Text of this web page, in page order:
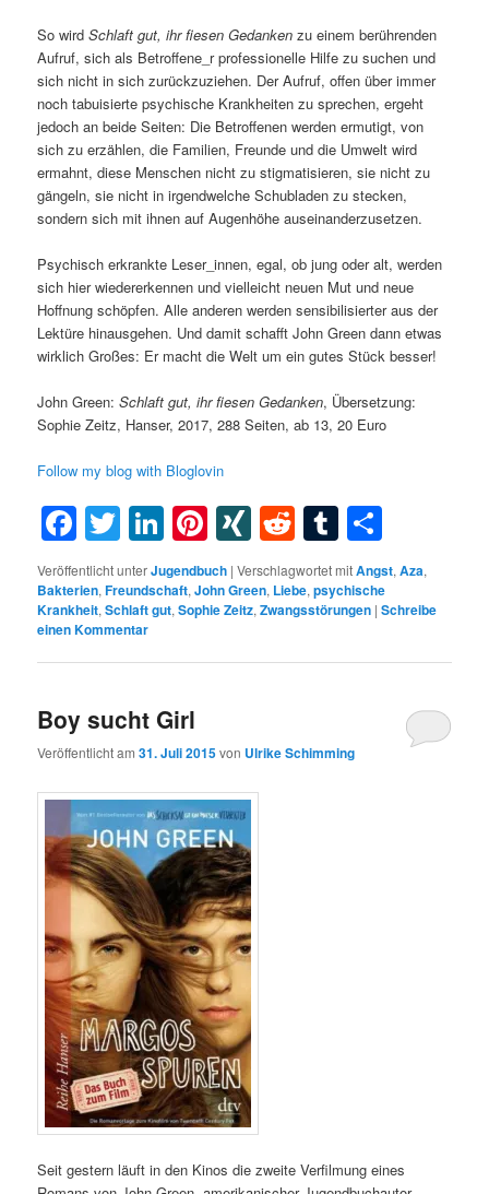
So wirdSchlaft gut, ihr fiesen Gedanken zu einem berührenden
Aufruf, sich als Betroffene_r professionelle Hilfe zu suchen und
sich nicht in sich zurückzuziehen. Der Aufruf, offen über immer
noch tabuisierte psychische Krankheiten zu sprechen, ergeht
jedoch an beide Seiten: Die Betroffenen werden ermutigt, von
sich zu erzählen, die Familien, Freunde und die Umwelt wird
ermahnt, diese Menschen nicht zu stigmatisieren, sie nicht zu
gängeln, sie nicht in irgendwelche Schubladen zu stecken,
sondern sich mit ihnen auf Augenhöhe auseinanderzusetzen.
Psychisch erkrankte Leser_innen, egal, ob jung oder alt, werden
sich hier wiedererkennen und vielleicht neuen Mut und neue
Hoffnung schöpfen. Alle anderen werden sensibilisierter aus der
Lektüre hinausgehen. Und damit schafft John Green dann etwas
wirklich Großes: Er macht die Welt um ein gutes Stück besser!
John Green:Schlaft gut, ihr fiesen Gedanken, Übersetzung:
Sophie Zeitz, Hanser, 2017, 288 Seiten, ab 13, 20 Euro
Follow my blog with Bloglovin
Facebook
Twitter
LinkedIn
Pinterest
XINGRedditTumblr
Veröffentlicht unterJugendbuch |Verschlagwortet mitAngst,Aza,
Bakterien,Freundschaft,John Green, Liebe,psychische
Krankheit,Schlaft gut,Sophie Zeitz,Zwangsstörungen |Schreibe
einen Kommentar
Boy sucht Girl
Veröffentlicht am31. Juli 2015von Ulrike Schimming
Seit gestern läuft in den Kinos die zweite Verfilmung eines